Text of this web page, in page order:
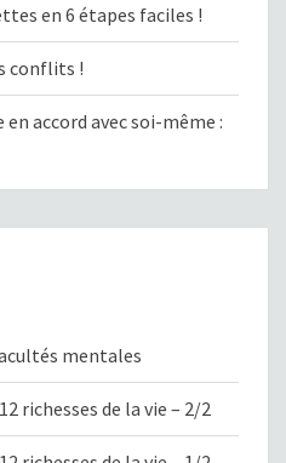
en 6 étapes faciles !
conflits !
accord avec soi-même :
mentales
richesses de la vie – 2/2